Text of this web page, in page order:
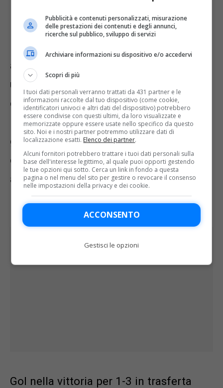
Ha siglato l’1-0 contro il Mantova
nonché la rete decisiva che ha regalato
ai suoi il +3. Sempre più determinante,
un fuoriclasse che, con questa
categoria, non c’entra nulla. Altra
menzione d’onore per Tramoni. Il
giocatore del Pisa in questa annata,
così come la squadra di Inzaghi stabile
al primo posto in classifica, è
infermabile.
Gol nella vittoria per 1-3 in trasferta
Pubblicità e contenuti personalizzati, misurazione
delle prestazioni dei contenuti e degli annunci,
ricerche sul pubblico, sviluppo di servizi
Archiviare informazioni su dispositivo e/o accedervi
Scopri di più
I tuoi dati personali verranno trattati da 431 partner e le
informazioni raccolte dal tuo dispositivo (come cookie,
identificatori univoci e altri dati del dispositivo) potrebbero
essere condivise con questi ultimi, da loro visualizzate e
memorizzate oppure essere usate nello specifico da questo
sito. Noi e i nostri partner potremmo utilizzare dati di
localizzazione esatti. Elenco dei partner.
Alcuni fornitori potrebbero trattare i tuoi dati personali sulla
base dell'interesse legittimo, al quale puoi opporti gestendo
le tue opzioni qui sotto. Cerca un link in fondo a questa
pagina o nel menu del sito per gestire o revocare il consenso
nelle impostazioni della privacy e dei cookie.
ACCONSENTO
Gestisci le opzioni